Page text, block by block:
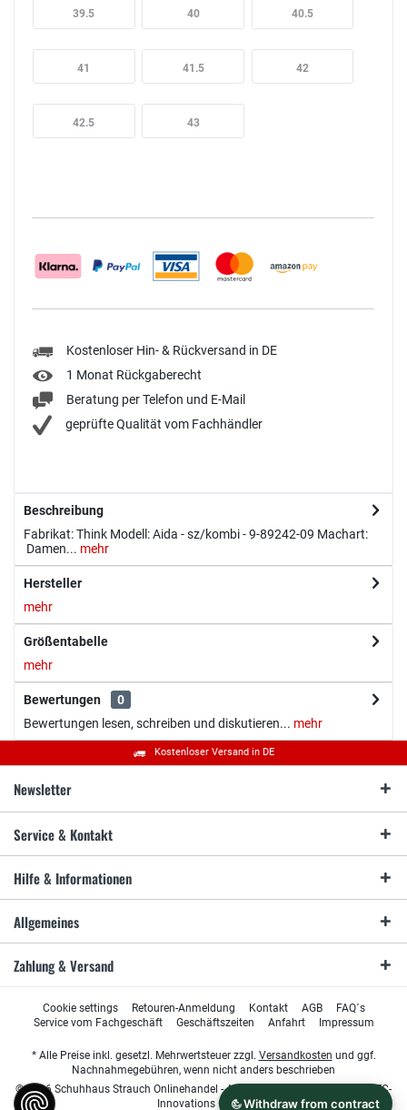
39.5 40 40.5
41 41.5 42
42.5 43
Kostenloser Hin- & Rückversand in DE
1 Monat Rückgaberecht
Beratung per Telefon und E-Mail
geprüfte Qualität vom Fachhändler
Beschreibung
Fabrikat: Think Modell: Aida - sz/kombi - 9-89242-09 Machart:
Damen... mehr
Hersteller
mehr
Größentabelle
mehr
Bewertungen
0
Bewertungen lesen, schreiben und diskutieren... mehr
Kostenloser Versand in DE
Newsletter
Service & Kontakt
Hilfe & Informationen
Allgemeines
Zahlung & Versand
Cookie settings Retouren-Anmeldung Kontakt AGB
FAQ´s
Service vom Fachgeschäft
Geschäftszeiten Anfahrt Impressum
* Alle Preise inkl. gesetzl. Mehrwertsteuer zzgl. Versandkosten und ggf.
Nachnahmegebühren, wenn nicht anders beschrieben
© 2026 Schuhhaus Strauch Onlinehandel - All Rights Reserved. Design by
TC-
Innovations GmbH